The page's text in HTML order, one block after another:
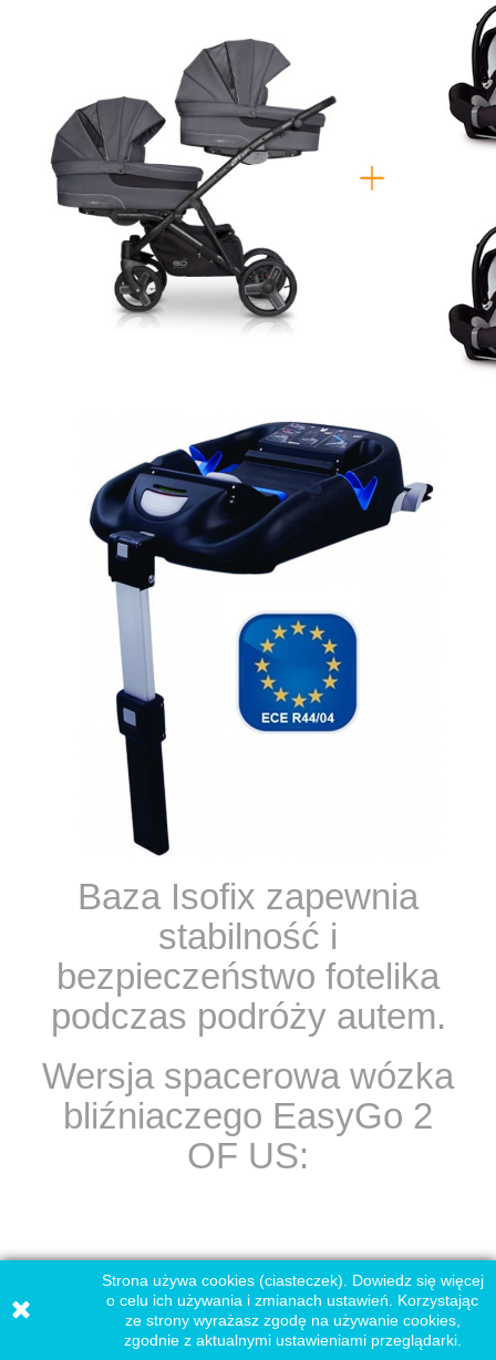
Baza Isofix zapewnia
stabilność i
bezpieczeństwo fotelika
podczas podróży autem.
Wersja spacerowa wózka
bliźniaczego EasyGo 2
OF US:
Strona używa cookies (ciasteczek). Dowiedz się więcej
o celu ich używania i zmianach ustawień. Korzystając
ze strony wyrażasz zgodę na używanie cookies,
zgodnie z aktualnymi ustawieniami przeglądarki.